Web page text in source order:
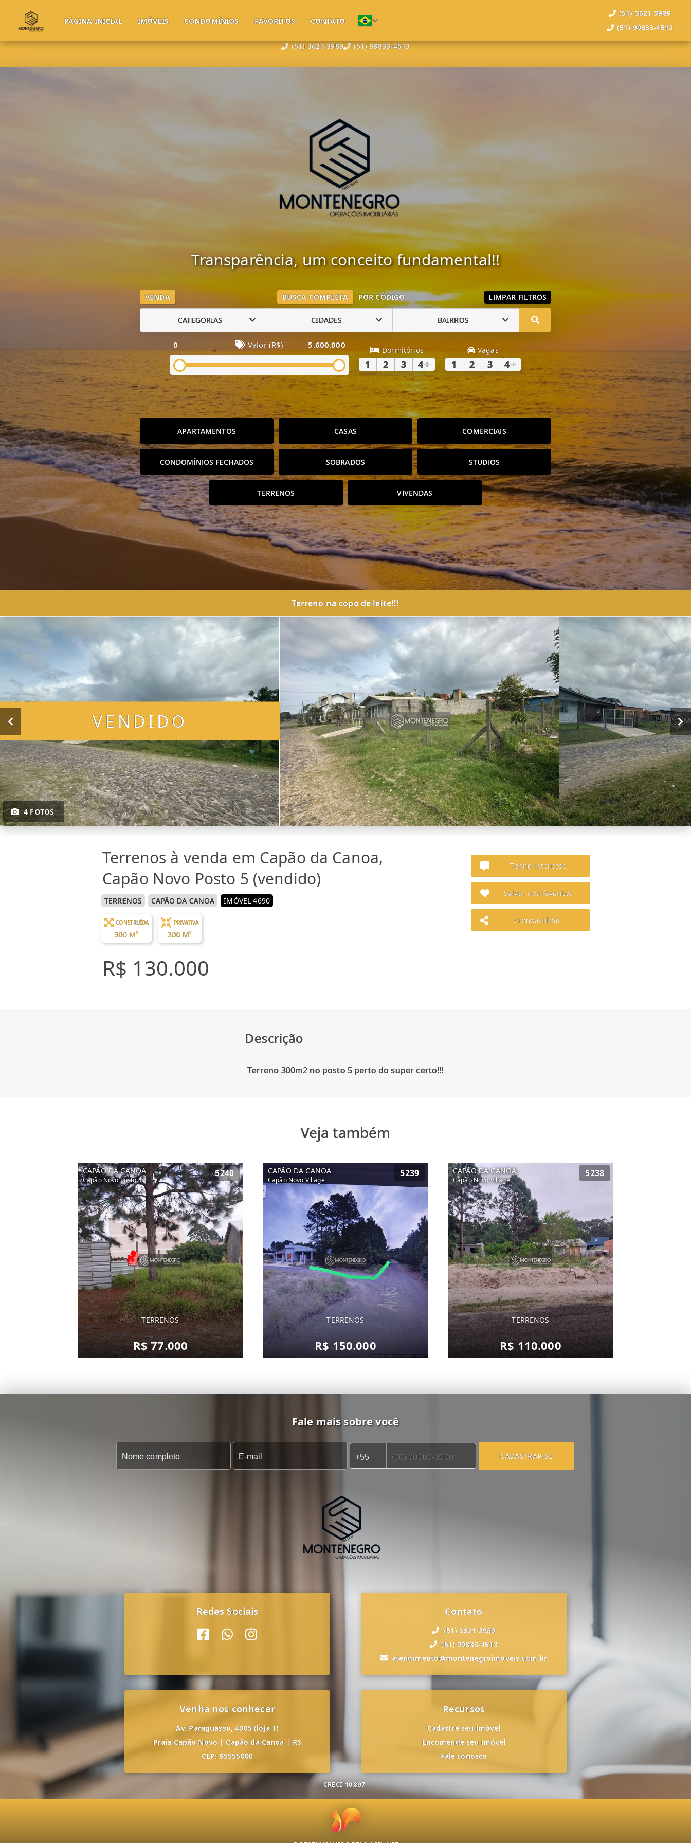
(51) 3621-3989 (51) 99833-4513
PÁGINA INICIAL IMÓVEIS CONDOMÍNIOS FAVORITOS CONTATO
(51) 3621-3989
(51) 99833-4513
Transparência, um conceito fundamental!!
VENDA BUSCA COMPLETA POR CÓDIGO LIMPAR FILTROS
CATEGORIAS CIDADES BAIRROS
0 Valor (R$) 5.600.000 Dormitórios
1 2 3 4+
Vagas
1 2 3 4+
APARTAMENTOS CASAS COMERCIAIS
CONDOMÍNIOS FECHADOS SOBRADOS STUDIOS
TERRENOS VIVENDAS
Terreno na copo de leite!!!
4 FOTOS
VENDIDO
Terrenos à venda em Capão da Canoa,
Capão Novo Posto 5 (vendido)
TERRENOS CAPÃO DA CANOA IMÓVEL 4690
CONSTRUÍDA
300 M²
PRIVATIVA
300 M²
R$ 130.000
Tenho interesse
Salvar nos favoritos
Compartilhar
Descrição
Veja também
CAPÃO DA CANOA
Capão Novo Posto 4
5240
TERRENOS
R$ 77.000
CAPÃO DA CANOA
Capão Novo Village
5239
TERRENOS
R$ 150.000
CAPÃO DA CANOA
Capão Novo Village
5238
TERRENOS
R$ 110.000
Fale mais sobre você
CADASTRAR-SE
Redes Sociais Contato
(51) 3621-3989
(51) 99833-4513
atendimento@montenegroimoveis.com.br
Venha nos conhecer
Av. Paraguassu, 4005 (loja 1)
Praia Capão Novo | Capão da Canoa | RS
CEP: 95555000
Recursos
Cadastre seu imóvel
Encomende seu imóvel
Fale conosco
CRECI 10.897